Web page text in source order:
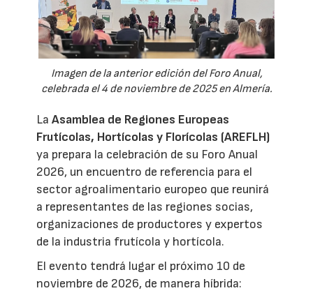
Imagen de la anterior edición del Foro Anual,
celebrada el 4 de noviembre de 2025 en Almería.
LaAsamblea de Regiones Europeas
Frutícolas, Hortícolas y Florícolas (AREFLH)
ya prepara la celebración de su Foro Anual
2026, un encuentro de referencia para el
sector agroalimentario europeo que reunirá
a representantes de las regiones socias,
organizaciones de productores y expertos
de la industria frutícola y hortícola.
El evento tendrá lugar el próximo 10 de
noviembre de 2026, de manera híbrida: